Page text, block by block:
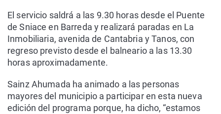
El servicio saldrá a las 9.30 horas desde el Puente
de Sniace en Barreda y realizará paradas en La
Inmobiliaria, avenida de Cantabria y Tanos, con
regreso previsto desde el balneario a las 13.30
horas aproximadamente.
Sainz Ahumada ha animado a las personas
mayores del municipio a participar en esta nueva
edición del programa porque, ha dicho, “estamos